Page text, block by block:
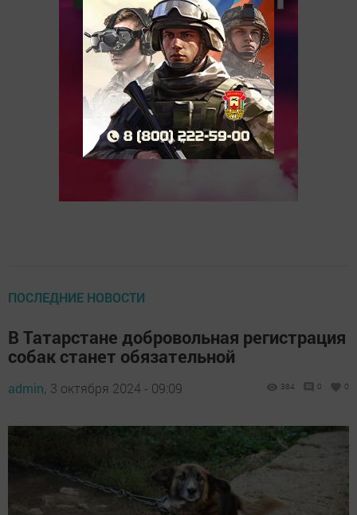
ПОСЛЕДНИЕ НОВОСТИ
В Татарстане добровольная регистрация
собак станет обязательной
admin, 3 октября 2024 - 09:09 384 0 0